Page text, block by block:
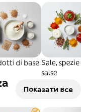
di base Sale, spezie e
salse
Показати все